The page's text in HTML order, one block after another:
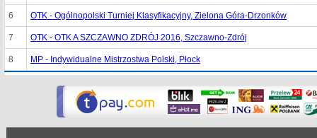
6 OTK - Ogólnopolski Turniej Klasyfikacyjny, Zielona Góra-Drzonków
7 OTK - OTK A SZCZAWNO ZDRÓJ 2016, Szczawno-Zdrój
8 MP - Indywidualne Mistrzostwa Polski, Płock